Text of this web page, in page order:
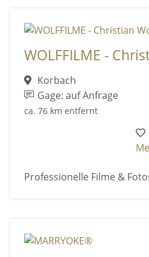
WOLFFILME -
Korbach
Gage: auf Anfrage
ca. 76 km entfernt
Professionelle Filme &